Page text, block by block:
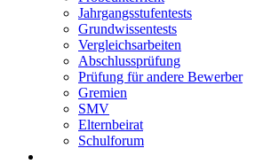
Jahrgangsstufentests
Grundwissentests
Vergleichsarbeiten
Abschlussprüfung
Prüfung für andere Bewerber
Gremien
SMV
Elternbeirat
Schulforum